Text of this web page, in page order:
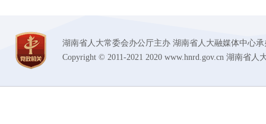
湖南省人大常委会办公厅主办 湖南省人大融媒体中心
Copyright © 2011-2021 2020 www.hnrd.gov.cn 湖南省